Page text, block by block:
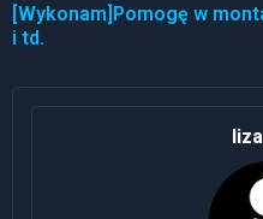
[Wykonam]Pomogę w
i td.